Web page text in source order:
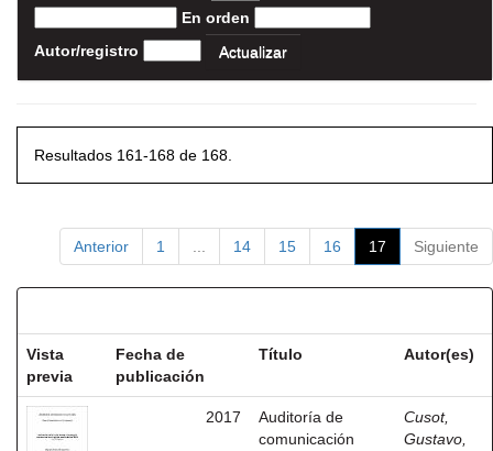
En orden
Autor/registro
Resultados 161-168 de 168.
Anterior 1 14 15 16 17 Siguiente
Vista
previa
Fecha de
publicación
Título Autor(es)
2017
Auditoría de
comunicación
Cusot,
Gustavo,